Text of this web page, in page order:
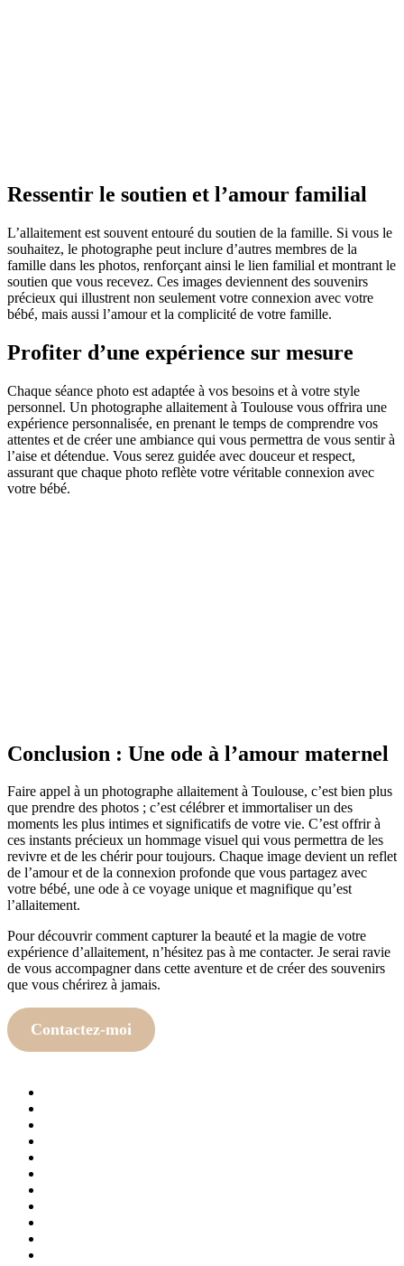
Ressentir le soutien et l’amour familial
L’allaitement est souvent entouré du soutien de la famille. Si vous le
souhaitez, le photographe peut inclure d’autres membres de la
famille dans les photos, renforçant ainsi le lien familial et montrant le
soutien que vous recevez. Ces images deviennent des souvenirs
précieux qui illustrent non seulement votre connexion avec votre
bébé, mais aussi l’amour et la complicité de votre famille.
Profiter d’une expérience sur mesure
Chaque séance photo est adaptée à vos besoins et à votre style
personnel. Un photographe allaitement à Toulouse vous offrira une
expérience personnalisée, en prenant le temps de comprendre vos
attentes et de créer une ambiance qui vous permettra de vous sentir à
l’aise et détendue. Vous serez guidée avec douceur et respect,
assurant que chaque photo reflète votre véritable connexion avec
votre bébé.
Conclusion : Une ode à l’amour maternel
Faire appel à un photographe allaitement à Toulouse, c’est bien plus
que prendre des photos ; c’est célébrer et immortaliser un des
moments les plus intimes et significatifs de votre vie. C’est offrir à
ces instants précieux un hommage visuel qui vous permettra de les
revivre et de les chérir pour toujours. Chaque image devient un reflet
de l’amour et de la connexion profonde que vous partagez avec
votre bébé, une ode à ce voyage unique et magnifique qu’est
l’allaitement.
Pour découvrir comment capturer la beauté et la magie de votre
expérience d’allaitement, n’hésitez pas à me contacter. Je serai ravie
de vous accompagner dans cette aventure et de créer des souvenirs
que vous chérirez à jamais.
Contactez-moi